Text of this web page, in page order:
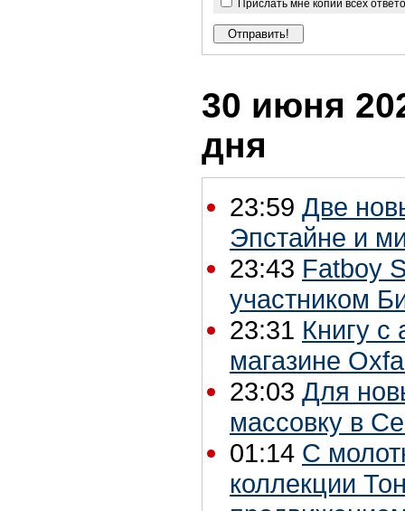
Прислать мне копии всех
30 июня
дня
23:59 Две
Эпстайне и
23:43 Fatboy
участником
23:31 Книгу
магазине
23:03 Для
массовку в
01:14 С
коллекции